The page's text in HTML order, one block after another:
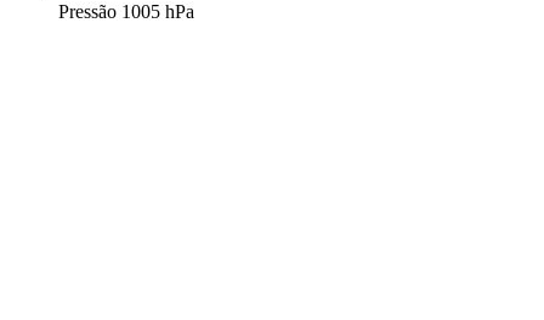
Pressão 1005 hPa